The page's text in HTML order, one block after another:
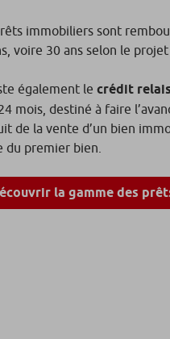
immobiliers sont
voire 30 ans selon le projet
également le crédit relais
mois, destiné à faire
de la vente d’un bien
du premier bien.
la gamme des